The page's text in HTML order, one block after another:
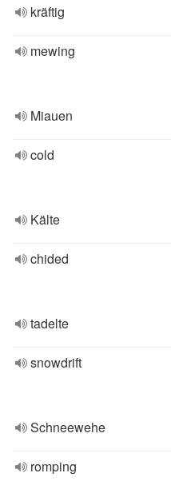
kräftig
mewing
Miauen
cold
Kälte
chided
tadelte
snowdrift
Schneewehe
romping